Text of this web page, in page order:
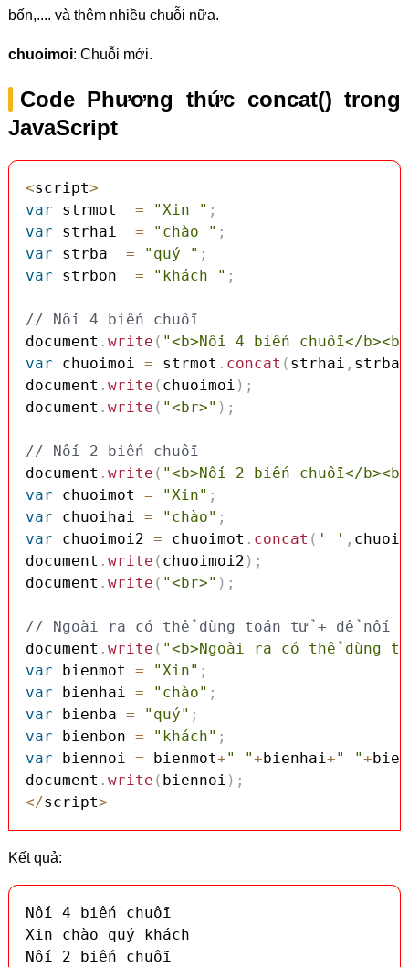
bốn,.... và thêm nhiều chuỗi nữa.
chuoimoi: Chuỗi mới.
Code Phương thức concat() trong
JavaScript
<script>
var strmot = "Xin " ;
var strhai = "chào " ;
var strba = "quý " ;
var strbon = "khách " ;
// Nối 4 biến chuỗi
document . write ( "<b>Nối 4 biến chuỗi</
var chuoimoi = strmot . concat ( strhai , strba
document . write ( chuoimoi ) ;
document . write ( "<br>" ) ;
// Nối 2 biến chuỗi
document . write ( "<b>Nối 2 biến chuỗi</
var chuoimot = "Xin" ;
var chuoihai = "chào" ;
var chuoimoi2 = chuoimot . concat ( ' ' ,
document . write ( chuoimoi2 ) ;
document . write ( "<br>" ) ;
// Ngoài ra có thể dùng toán tử + để nối
document . write ( "<b>Ngoài ra có thể dùng
var bienmot = "Xin" ;
var bienhai = "chào" ;
var bienba = "quý" ;
var bienbon = "khách" ;
var biennoi = bienmot+" "+ bienhai+" "+
document . write ( biennoi ) ;
</script>
Kết quả:
Nối 4 biến chuỗi
Xin chào quý khách
Nối 2 biến chuỗi